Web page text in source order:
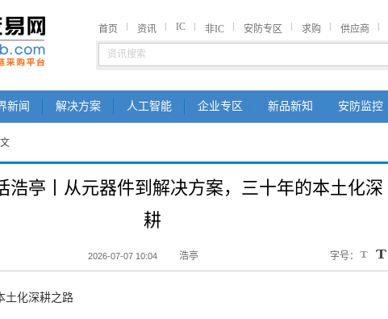
首页 资讯 IC 非IC 安防专区 求购 供应商
新闻 解决方案 人工智能 企业专区 新品新知 安防监控
浩亭丨从元器件到解决方案，三十年的本土化深
耕
2026-07-07 10:04 浩亭 字号：
土化深耕之路